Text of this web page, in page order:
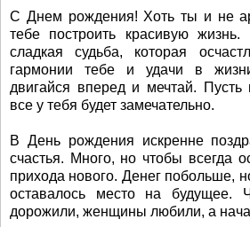
С Днем рождения! Хоть ты и не
тебе построить красивую
сладкая судьба, которая
гармонии тебе и удачи в
двигайся вперед и мечтай.
все у тебя будет замечательно.
В День рождения искренне
счастья. Много, но чтобы всегда
прихода нового. Денег побольше,
оставалось место на будущее.
дорожили, женщины любили, а